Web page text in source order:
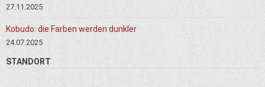
27.11.2025
Kobudo: die Farben werden dunkler
24.07.2025
STANDORT